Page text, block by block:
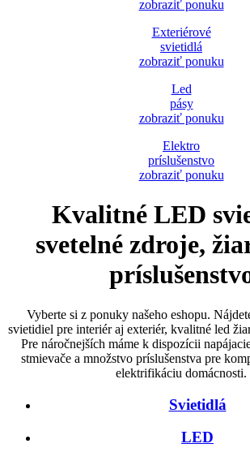
zobraziť ponuku
Exteriérové
svietidlá
zobraziť ponuku
Led
pásy
zobraziť ponuku
Elektro
príslušenstvo
zobraziť ponuku
Kvalitné LED
svetelné zdroje,
Vyberte si z ponuky našeho eshopu.
svietidiel pre interiér aj exteriér, kvalitné led
Pre náročnejších máme k dispozícii
stmievače a množstvo príslušenstva pre
elektrifikáciu domácnosti.
Svietidlá
LED